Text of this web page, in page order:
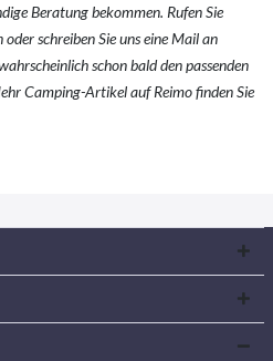
Beratung bekommen. Rufen Sie
oder schreiben Sie uns eine Mail an
schon bald den passenden
Camping-Artikel auf Reimo finden Sie